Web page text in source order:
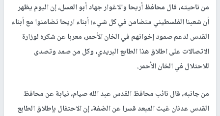
من ناحيته، قال محافظ أريحا والاغوار جهاد أبو العسل، إن اليوم يظهر
أن شعبنا الفلسطيني متضامن في كل شيء؛ أبناء اريحا تضامنوا مع أبناء
القدس لدعم صمود إخوانهم في الخان الأحمر، معربا عن شكره لوزارة
الاتصالات على اطلاق هذا الطابع البريدي، وكل من صمد وتصدى
للاحتلال في الخان الأحمر.
من جانبه، قال نائب محافظ القدس عبد الله صيام، نيابة عن محافظ
القدس عدنان غيث المبعد قسرا عن الضفة، إن الاحتفال بإطلاق الطابع